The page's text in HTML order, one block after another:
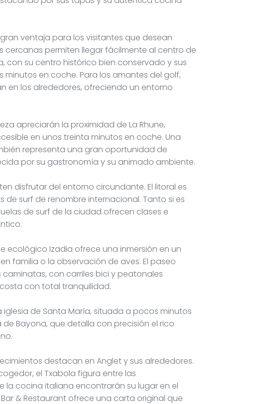
ventaja para los visitantes que desean
cercanas permiten llegar fácilmente al centro de
con su centro histórico bien conservado y sus
en coche. Para los amantes del golf,
en los alrededores, ofreciendo un entorno
apreciarán la proximidad de La Rhune,
en unos treinta minutos en coche. Una
representa una gran oportunidad de
por su gastronomía y su animado ambiente.
disfrutar del entorno circundante. El litoral es
surf de renombre internacional. Tanto si es
de surf de la ciudad ofrecen clases e
ecológico Izadia ofrece una inmersión en un
familia o la observación de aves. El paseo
con carriles bici y peatonales
con total tranquilidad.
de Santa María, situada a pocos minutos
Bayona, que detalla con precisión el rico
destacan en Anglet y sus alrededores.
el Txabola figura entre las
la cocina italiana encontrarán su lugar en el
& Restaurant ofrece una carta original que